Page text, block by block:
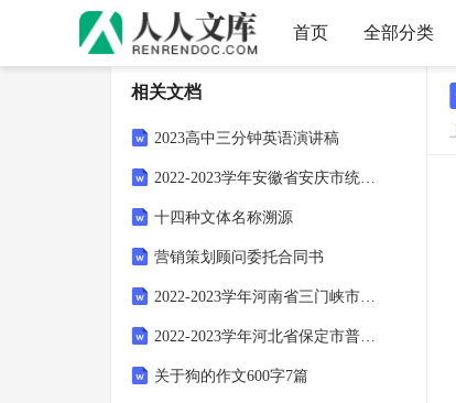
首页 全部分类
相关文档
2023高中三分钟英语演讲稿
2022-2023学年安徽省安庆市统招专升本数学自考真题(含答案)
十四种文体名称溯源
营销策划顾问委托合同书
2022-2023学年河南省三门峡市普通高校高职单招综合素质摸底卷(含答案)
2022-2023学年河北省保定市普通高校对口单招英语自考测试卷(含答案)
关于狗的作文600字7篇